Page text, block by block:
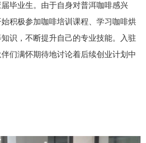
毕业生。由于自身对普洱咖啡感兴
积极参加咖啡培训课程、学习咖啡烘
识，不断提升自己的专业技能。入驻
们满怀期待地讨论着后续创业计划中